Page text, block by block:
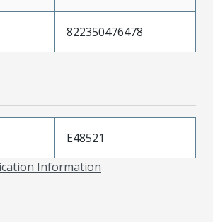
822350476478
E48521
Information